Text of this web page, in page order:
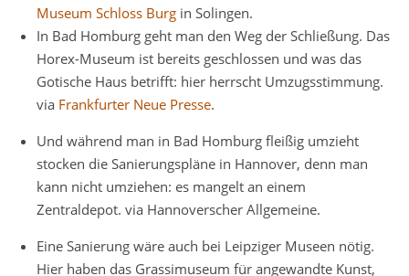
Museum Schloss Burg in Solingen.
In Bad Homburg geht man den Weg der Schließung. Das
Horex-Museum ist bereits geschlossen und was das
Gotische Haus betrifft: hier herrscht Umzugsstimmung.
via Frankfurter Neue Presse.
Und während man in Bad Homburg fleißig umzieht
stocken die Sanierungspläne in Hannover, denn man
kann nicht umziehen: es mangelt an einem
Zentraldepot. via Hannoverscher Allgemeine.
Eine Sanierung wäre auch bei Leipziger Museen nötig.
Hier haben das Grassimuseum für angewandte Kunst,